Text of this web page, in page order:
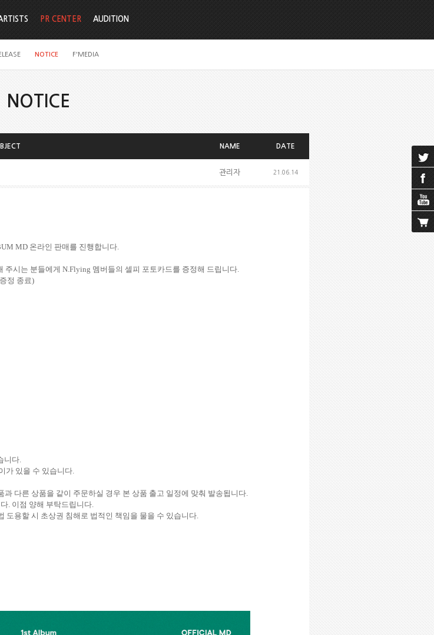
PR CENTER
NOTICE F'MEDIA
AUDITION
NOTICE
NAME DATE
관리자 21.06.14
MD 온라인 판매를 진행합니다.
주시는 분들에게 N.Flying 멤버들의 셀피 포토카드를 증정해 드립니다.
정 종료)
니다.
가 있을 수 있습니다.
과 다른 상품을 같이 주문하실 경우 본 상품 출고 일정에 맞춰 발송됩니다.
. 이점 양해 부탁드립니다.
도용할 시 초상권 침해로 법적인 책임을 물을 수 있습니다.